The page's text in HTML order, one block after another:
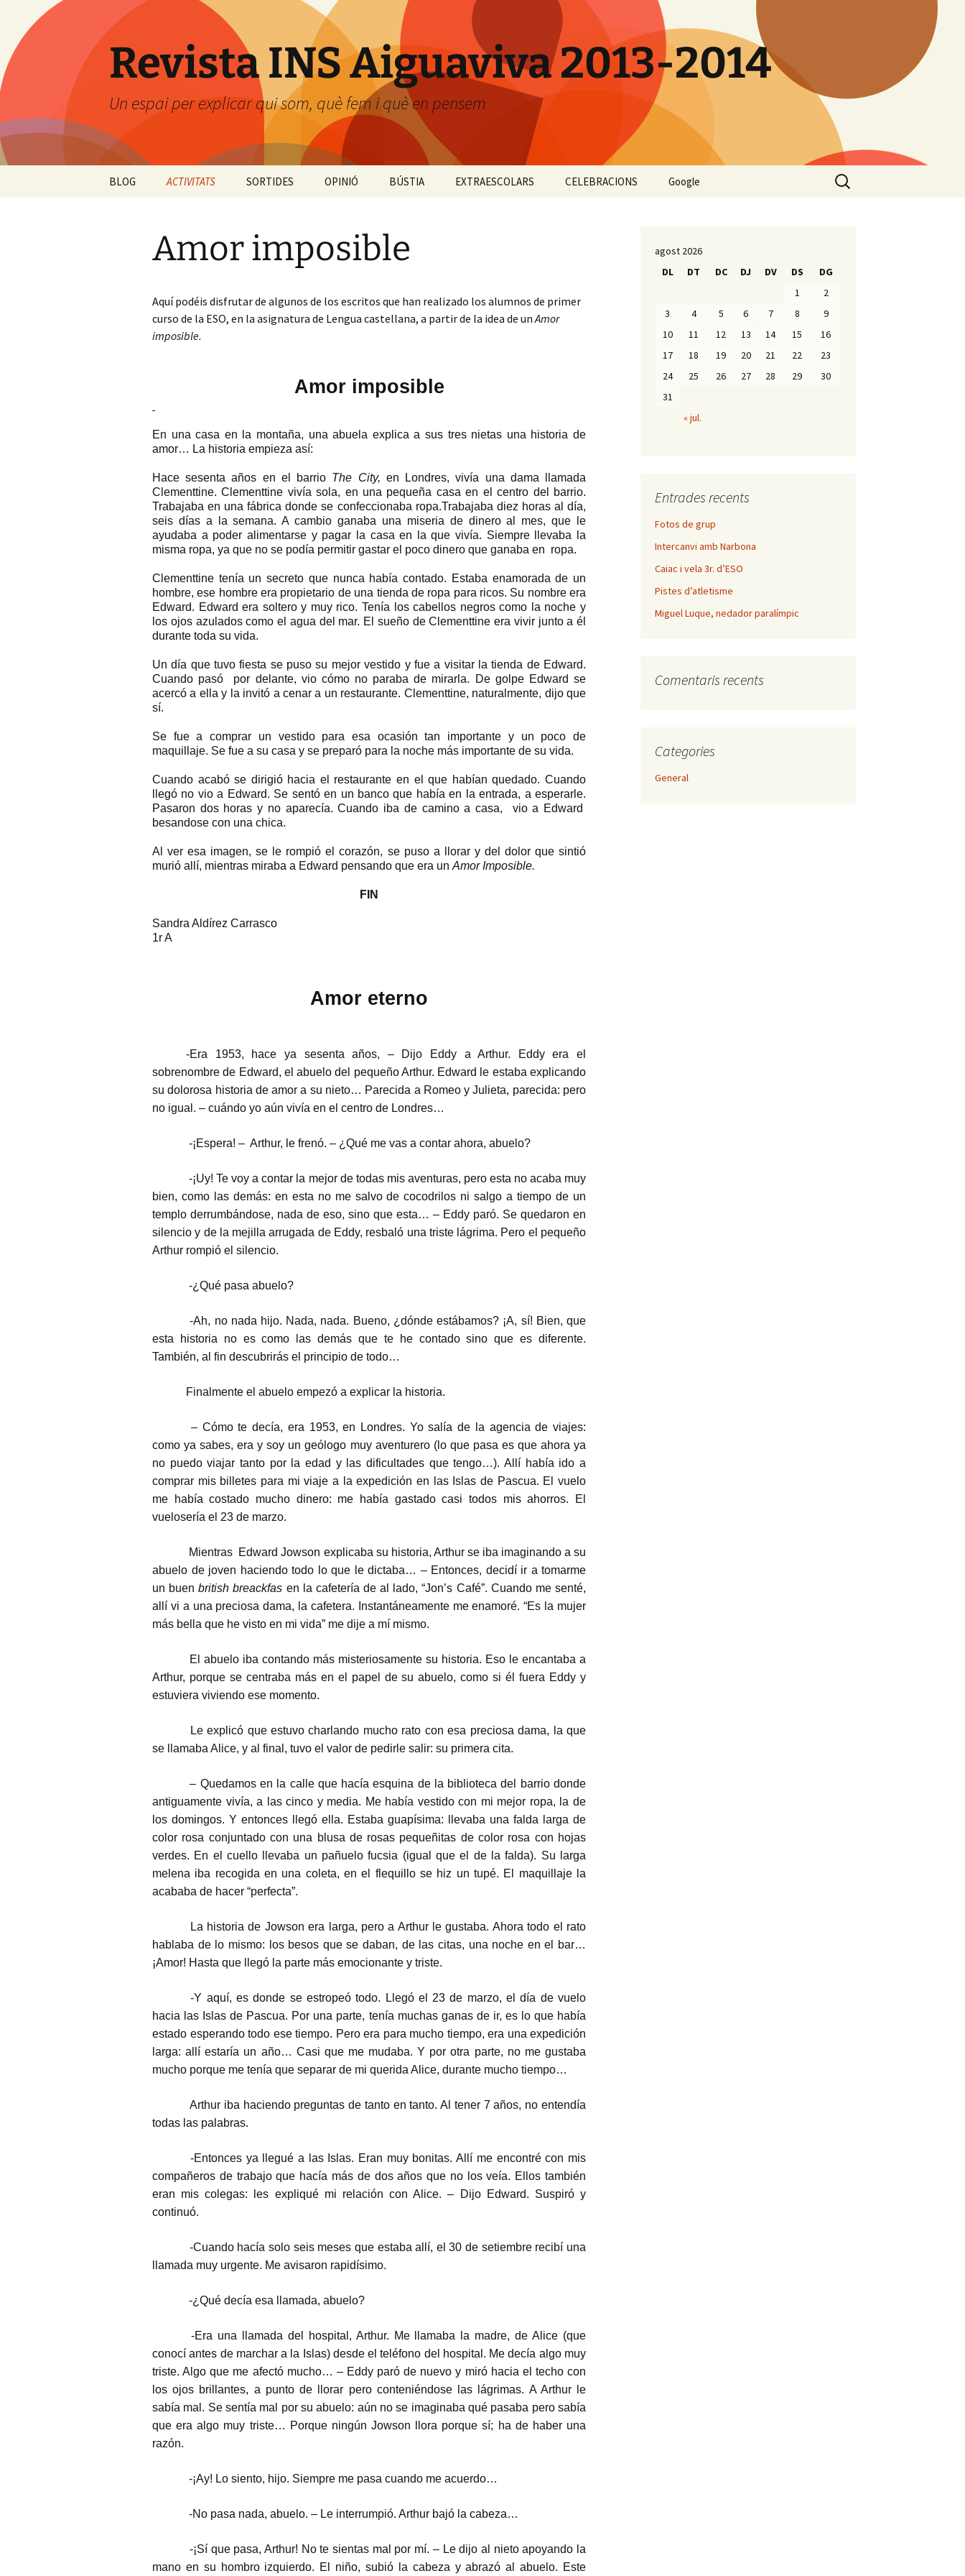
Revista INS Aiguaviva 2013-2014
Un espai per explicar qui som, què fem i què en pensem
BLOG ACTIVITATS
Visita a la UAB
Ciències socials Visita a l’Hostalric
medieval
La suerte hay que
buscarla
Ella lo mató
Un cuento de misterio
Descripciones y diálogos
¿Quién robó una estrella?
Llengua catalana Els primers dies a 2n. ESO
Música
Les vostres
recomanacions de lectura
Visual i plàstica Màscares
Joves sense fum
SORTIDES
Intercanvi amb Narbona
OPINIÓ
Els arguments de 2n.
d’ESO
BÚSTIA EXTRAESCOLARS CELEBRACIONS Google
Cerca:
Amor imposible
Aquí podéis disfrutar de algunos de los escritos que han realizado los alumnos de primer
curso de la ESO, en la asignatura de Lengua castellana, a partir de la idea de unAmor
imposible.
Amor imposible
En una casa en la montaña, una abuela explica a sus tres nietas una historia de
amor… La historia empieza así:
Hace sesenta años en el barrio The City, en Londres, vivía una dama llamada
Clementtine. Clementtine vivía sola, en una pequeña casa en el centro del barrio.
Trabajaba en una fábrica donde se confeccionaba ropa.Trabajaba diez horas al día,
seis días a la semana. A cambio ganaba una miseria de dinero al mes, que le
ayudaba a poder alimentarse y pagar la casa en la que vivía. Siempre llevaba la
misma ropa, ya que no se podía permitir gastar el poco dinero que ganaba en ropa.
Clementtine tenía un secreto que nunca había contado. Estaba enamorada de un
hombre, ese hombre era propietario de una tienda de ropa para ricos. Su nombre era
Edward. Edward era soltero y muy rico. Tenía los cabellos negros como la noche y
los ojos azulados como el agua del mar. El sueño de Clementtine era vivir junto a él
durante toda su vida.
Un día que tuvo fiesta se puso su mejor vestido y fue a visitar la tienda de Edward.
Cuando pasó
por delante, vio cómo no paraba de mirarla. De golpe Edward se
acercó a ella y la invitó a cenar a un restaurante. Clementtine, naturalmente, dijo que
sí.
Se fue a comprar un vestido para esa ocasión tan importante y un poco de
maquillaje. Se fue a su casa y se preparó para la noche más importante de su vida.
Cuando acabó se dirigió hacia el restaurante en el que habían quedado. Cuando
llegó no vio a Edward. Se sentó en un banco que había en la entrada, a esperarle.
Pasaron dos horas y no aparecía. Cuando iba de camino a casa,
vio a Edward
besandose con una chica.
Al ver esa imagen, se le rompió el corazón, se puso a llorar y del dolor que sintió
murió allí, mientras miraba a Edward pensando que era un Amor Imposible.
FIN
Sandra Aldírez Carrasco
1r A
Amor eterno
-Era 1953, hace ya sesenta años, – Dijo Eddy a Arthur. Eddy era el
sobrenombre de Edward, el abuelo del pequeño Arthur. Edward le estaba explicando
su dolorosa historia de amor a su nieto… Parecida a Romeo y Julieta, parecida: pero
no igual. – cuándo yo aún vivía en el centro de Londres…
-¡Espera! – Arthur, le frenó. – ¿Qué me vas a contar ahora, abuelo?
-¡Uy! Te voy a contar la mejor de todas mis aventuras, pero esta no acaba muy
bien, como las demás: en esta no me salvo de cocodrilos ni salgo a tiempo de un
templo derrumbándose, nada de eso, sino que esta… – Eddy paró. Se quedaron en
silencio y de la mejilla arrugada de Eddy, resbaló una triste lágrima. Pero el pequeño
Arthur rompió el silencio.
-¿Qué pasa abuelo?
-Ah, no nada hijo. Nada, nada. Bueno, ¿dónde estábamos? ¡A, sí! Bien, que
esta historia no es como las demás que te he contado sino que es diferente.
También, al fin descubrirás el principio de todo…
Finalmente el abuelo empezó a explicar la historia.
– Cómo te decía, era 1953, en Londres. Yo salía de la agencia de viajes:
como ya sabes, era y soy un geólogo muy aventurero (lo que pasa es que ahora ya
no puedo viajar tanto por la edad y las dificultades que tengo…). Allí había ido a
comprar mis billetes para mi viaje a la expedición en las Islas de Pascua. El vuelo
me había costado mucho dinero: me había gastado casi todos mis ahorros. El
vuelosería el 23 de marzo.
Mientras Edward Jowson explicaba su historia, Arthur se iba imaginando a su
abuelo de joven haciendo todo lo que le dictaba… – Entonces, decidí ir a tomarme
un buenbritish breackfas en la cafetería de al lado, “Jon’s Café”. Cuando me senté,
allí vi a una preciosa dama, la cafetera. Instantáneamente me enamoré. “Es la mujer
más bella que he visto en mi vida” me dije a mí mismo.
El abuelo iba contando más misteriosamente su historia. Eso le encantaba a
Arthur, porque se centraba más en el papel de su abuelo, como si él fuera Eddy y
estuviera viviendo ese momento.
Le explicó que estuvo charlando mucho rato con esa preciosa dama, la que
se llamaba Alice, y al final, tuvo el valor de pedirle salir: su primera cita.
– Quedamos en la calle que hacía esquina de la biblioteca del barrio donde
antiguamente vivía, a las cinco y media. Me había vestido con mi mejor ropa, la de
los domingos. Y entonces llegó ella. Estaba guapísima: llevaba una falda larga de
color rosa conjuntado con una blusa de rosas pequeñitas de color rosa con hojas
verdes. En el cuello llevaba un pañuelo fucsia (igual que el de la falda). Su larga
melena iba recogida en una coleta, en el flequillo se hiz un tupé. El maquillaje la
acababa de hacer “perfecta”.
La historia de Jowson era larga, pero a Arthur le gustaba. Ahora todo el rato
hablaba de lo mismo: los besos que se daban, de las citas, una noche en el bar…
¡Amor! Hasta que llegó la parte más emocionante y triste.
-Y aquí, es donde se estropeó todo. Llegó el 23 de marzo, el día de vuelo
hacia las Islas de Pascua. Por una parte, tenía muchas ganas de ir, es lo que había
estado esperando todo ese tiempo. Pero era para mucho tiempo, era una expedición
larga: allí estaría un año… Casi que me mudaba. Y por otra parte, no me gustaba
mucho porque me tenía que separar de mi querida Alice, durante mucho tiempo…
Arthur iba haciendo preguntas de tanto en tanto. Al tener 7 años, no entendía
todas las palabras.
-Entonces ya llegué a las Islas. Eran muy bonitas. Allí me encontré con mis
compañeros de trabajo que hacía más de dos años que no los veía. Ellos también
eran mis colegas: les expliqué mi relación con Alice. – Dijo Edward. Suspiró y
continuó.
-Cuando hacía solo seis meses que estaba allí, el 30 de setiembre recibí una
llamada muy urgente. Me avisaron rapidísimo.
-¿Qué decía esa llamada, abuelo?
-Era una llamada del hospital, Arthur. Me llamaba la madre, de Alice (que
conocí antes de marchar a la Islas) desde el teléfono del hospital. Me decía algo muy
triste. Algo que me afectó mucho… – Eddy paró de nuevo y miró hacia el techo con
los ojos brillantes, a punto de llorar pero conteniéndose las lágrimas. A Arthur le
sabía mal. Se sentía mal por su abuelo: aún no se imaginaba qué pasaba pero sabía
que era algo muy triste… Porque ningún Jowson llora porque sí; ha de haber una
razón.
-¡Ay! Lo siento, hijo. Siempre me pasa cuando me acuerdo…
-No pasa nada, abuelo. – Le interrumpió. Arthur bajó la cabeza…
-¡Sí que pasa, Arthur! No te sientas mal por mí. – Le dijo al nieto apoyando la
mano en su hombro izquierdo. El niño, subió la cabeza y abrazó al abuelo. Este
agost 2026
DL
DT DC DJ DV DS
DG
1
2
3
4 5 6 7 8
9
10
11 12 13 14 15
16
17
18 19 20 21 22
23
24
25 26 27 28 29
30
31
« jul.
Entrades recents
Fotos de grup
Intercanvi amb Narbona
Caiac i vela 3r. d’ESO
Pistes d’atletisme
Miguel Luque, nedador paralímpic
Comentaris recents
Categories
General